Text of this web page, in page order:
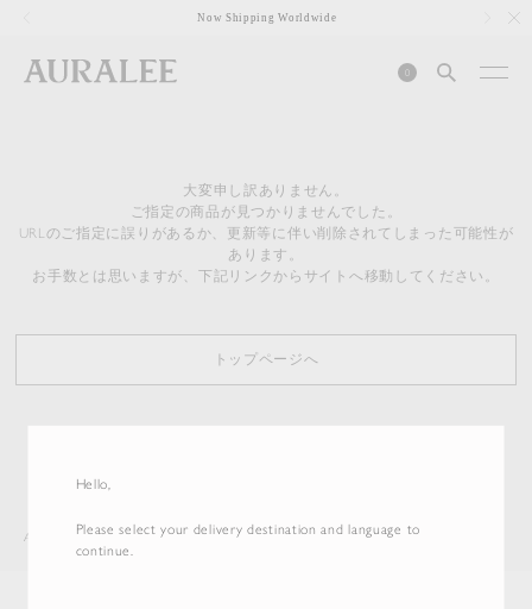
Hello,
Please select your delivery destination and language to
continue.
Now Shipping Worldwide
0
大変申し訳ありません。
ご指定の商品が見つかりませんでした。
URLのご指定に誤りがあるか、更新等に伴い削除されてしまった可能性が
あります。
お手数とは思いますが、下記リンクからサイトへ移動してください。
トップページへ
AURALEE ITEM